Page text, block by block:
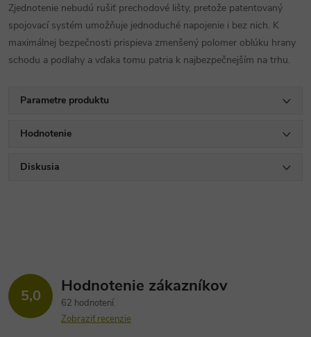
Zjednotenie nebudú rušiť prechodové lišty, pretože patentovaný
spojovací systém umožňuje jednoduché napojenie i bez nich. K
maximálnej bezpečnosti prispieva zmenšený polomer oblúku hrany
schodu a podlahy a vďaka tomu patria k najbezpečnejším na trhu.
Parametre produktu
Hodnotenie
Diskusia
5,0 Hodnotenie zákazníkov
62 hodnotení
Zobraziť recenzie